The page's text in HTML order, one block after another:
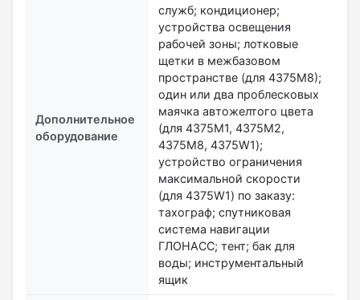
Дополнительное
оборудование
служб; кондиционер;
устройства освещения
рабочей зоны; лотковые
щетки в межбазовом
пространстве (для 4375М8);
один или два проблесковых
маячка автожелтого цвета
(для 4375М1, 4375М2,
4375М8, 4375W1);
устройство ограничения
максимальной скорости
(для 4375W1) по заказу:
тахограф; спутниковая
система навигации
ГЛОНАСС; тент; бак для
воды; инструментальный
ящик